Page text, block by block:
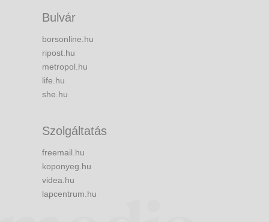
Bulvár
borsonline.hu
ripost.hu
metropol.hu
life.hu
she.hu
Szolgáltatás
freemail.hu
koponyeg.hu
videa.hu
lapcentrum.hu